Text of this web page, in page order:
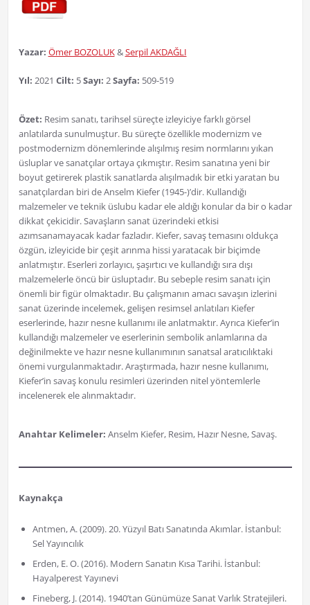
Yazar: Ömer BOZOLUK&Serpil AKDAĞLI
Yıl: 2021 Cilt: 5Sayı: 2Sayfa: 509-519
Özet: Resim sanatı, tarihsel süreçte izleyiciye farklı görsel
anlatılarda sunulmuştur. Bu süreçte özellikle modernizm ve
postmodernizm dönemlerinde alışılmış resim normlarını yıkan
üsluplar ve sanatçılar ortaya çıkmıştır. Resim sanatına yeni bir
boyut getirerek plastik sanatlarda alışılmadık bir etki yaratan bu
sanatçılardan biri de Anselm Kiefer (1945-)’dir. Kullandığı
malzemeler ve teknik üslubu kadar ele aldığı konular da bir o kadar
dikkat çekicidir. Savaşların sanat üzerindeki etkisi
azımsanamayacak kadar fazladır. Kiefer, savaş temasını oldukça
özgün, izleyicide bir çeşit arınma hissi yaratacak bir biçimde
anlatmıştır. Eserleri zorlayıcı, şaşırtıcı ve kullandığı sıra dışı
malzemelerle öncü bir üsluptadır. Bu sebeple resim sanatı için
önemli bir figür olmaktadır. Bu çalışmanın amacı savaşın izlerini
sanat üzerinde incelemek, gelişen resimsel anlatıları Kiefer
eserlerinde, hazır nesne kullanımı ile anlatmaktır. Ayrıca Kiefer’in
kullandığı malzemeler ve eserlerinin sembolik anlamlarına da
değinilmekte ve hazır nesne kullanımının sanatsal aratıcılıktaki
önemi vurgulanmaktadır. Araştırmada, hazır nesne kullanımı,
Kiefer’in savaş konulu resimleri üzerinden nitel yöntemlerle
incelenerek ele alınmaktadır.
Anahtar Kelimeler: Anselm Kiefer, Resim, Hazır Nesne, Savaş.
Kaynakça
Antmen, A. (2009). 20. Yüzyıl Batı Sanatında Akımlar. İstanbul:
Sel Yayıncılık
Erden, E. O. (2016). Modern Sanatın Kısa Tarihi. İstanbul:
Hayalperest Yayınevi
Fineberg, J. (2014). 1940’tan Günümüze Sanat Varlık Stratejileri.